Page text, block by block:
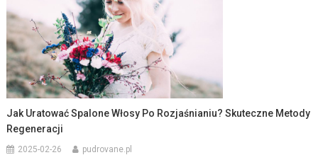
Jak Uratować Spalone Włosy Po Rozjaśnianiu? Skuteczne Metody
Regeneracji
2025-02-26 pudrovane.pl